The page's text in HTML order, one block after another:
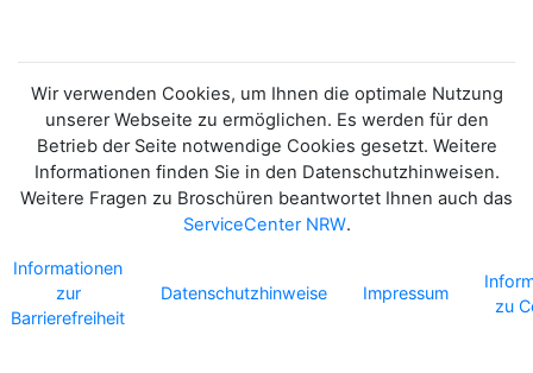
Wir verwenden Cookies, um Ihnen die optimale Nutzung
unserer Webseite zu ermöglichen. Es werden für den
Betrieb der Seite notwendige Cookies gesetzt. Weitere
Informationen finden Sie in den Datenschutzhinweisen.
Weitere Fragen zu Broschüren beantwortet Ihnen auch das
ServiceCenter NRW.
Informationen
zur
Barrierefreiheit
Datenschutzhinweise Impressum
zu